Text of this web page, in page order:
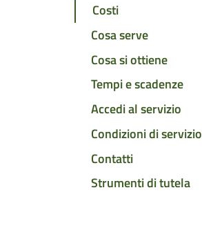
Costi
Cosa serve
Cosa si ottiene
Tempi e scadenze
Accedi al servizio
Condizioni di servizio
Contatti
Strumenti di tutela